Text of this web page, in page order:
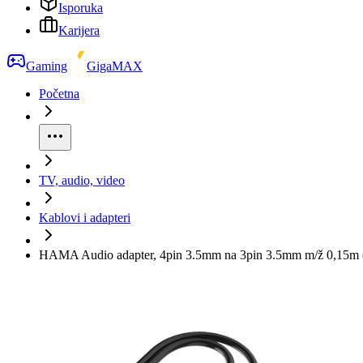
Isporuka
Karijera
Gaming
GigaMAX
Početna
TV, audio, video
Kablovi i adapteri
HAMA Audio adapter, 4pin 3.5mm na 3pin 3.5mm m/ž 0,15m